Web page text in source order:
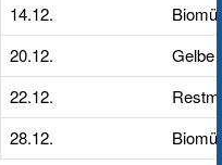
14.12.
20.12.
Gelbe
22.12.
28.12.